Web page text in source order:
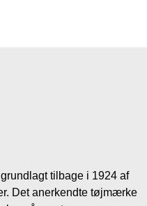
tilbage i 1924 af
Det anerkendte tøjmærke